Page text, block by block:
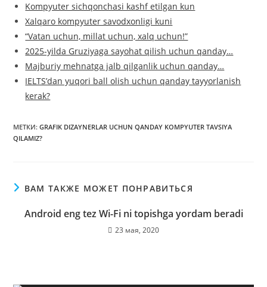
Kompyuter sichqonchasi kashf etilgan kun
Xalqaro kompyuter savodxonligi kuni
“Vatan uchun, millat uchun, xalq uchun!”
2025-yilda Gruziyaga sayohat qilish uchun qanday…
Majburiy mehnatga jalb qilganlik uchun qanday…
IELTS’dan yuqori ball olish uchun qanday tayyorlanish
kerak?
МЕТКИ:GRAFIK DIZAYNERLAR UCHUN QANDAY KOMPYUTER TAVSIYA
QILAMIZ?
ВАМ ТАКЖЕ МОЖЕТ ПОНРАВИТЬСЯ
Android eng tez Wi-Fi ni topishga yordam beradi
23 мая, 2020